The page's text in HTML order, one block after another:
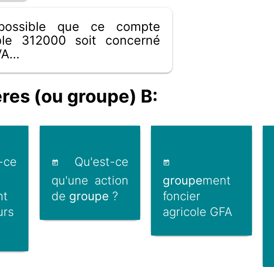
que ce compte
312000 soit concerné
(ou groupe) B:
Qu'est-ce
qu'une action
de groupe ?
groupement
foncier
agricole GFA